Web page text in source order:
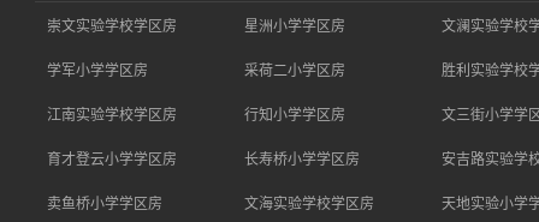
崇文实验学校学区房 星洲小学学区房 文澜实验学校
学军小学学区房 采荷二小学区房 胜利实验学校
江南实验学校学区房 行知小学学区房 文三街小学学
育才登云小学学区房 长寿桥小学学区房 安吉路实验学
卖鱼桥小学学区房 文海实验学校学区房 天地实验小学